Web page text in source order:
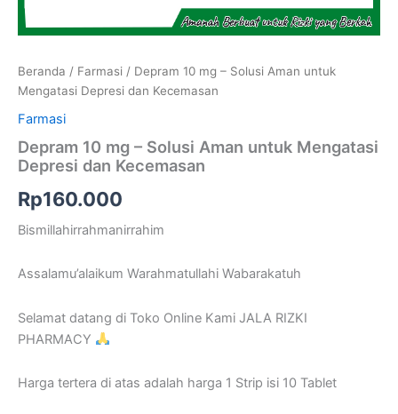
Beranda / Farmasi / Depram 10 mg – Solusi Aman untuk
Mengatasi Depresi dan Kecemasan
Farmasi
Depram 10 mg – Solusi Aman untuk Mengatasi
Depresi dan Kecemasan
Rp160.000
Bismillahirrahmanirrahim
Assalamu’alaikum Warahmatullahi Wabarakatuh
Selamat datang di Toko Online Kami JALA RIZKI
PHARMACY
Harga tertera di atas adalah harga 1 Strip isi 10 Tablet